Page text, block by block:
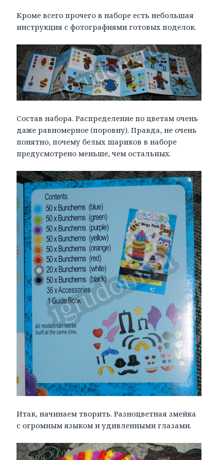
Кроме всего прочего в наборе есть небольшая
инструкция с фотографиями готовых поделок.
Состав набора. Распределение по цветам очень
даже равномерное (поровну). Правда, не очень
понятно, почему белых шариков в наборе
предусмотрено меньше, чем остальных.
Итак, начинаем творить. Разноцветная змейка
с огромным языком и удивленными глазами.